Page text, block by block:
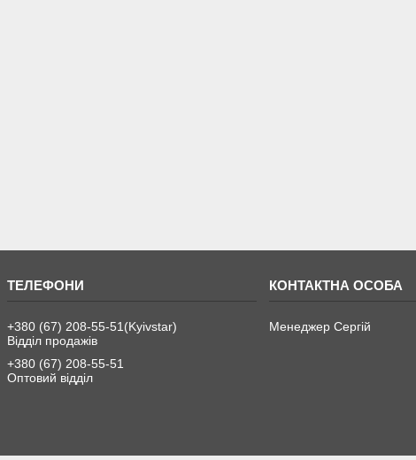
+380 (67) 208-55-51 Kyivstar
Відділ продажів
+380 (67) 208-55-51
Оптовий відділ
Менеджер Сергій